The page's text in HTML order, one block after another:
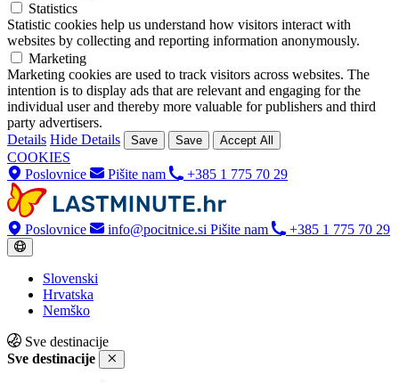
Statistics
Statistic cookies help us understand how visitors interact with
websites by collecting and reporting information anonymously.
Marketing
Marketing cookies are used to track visitors across websites. The
intention is to display ads that are relevant and engaging for the
individual user and thereby more valuable for publishers and third
party advertisers.
Details Hide Details Save Save Accept All
COOKIES
Poslovnice
Pišite nam +385 1 775 70 29
Poslovnice info@pocitnice.si Pišite nam +385 1 775 70 29
Slovenski
Hrvatska
Nemško
Sve destinacije
Sve destinacije